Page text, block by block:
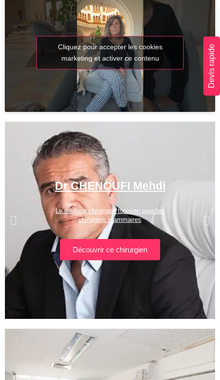
Cliquez pour accepter les cookies
marketing et activer ce contenu
Dr CHENOUFI Mehdi
Le meilleur chirurgien tunisien pour les
chirurgies mammaires
Découvrir ce chirurgien
Devis rapide